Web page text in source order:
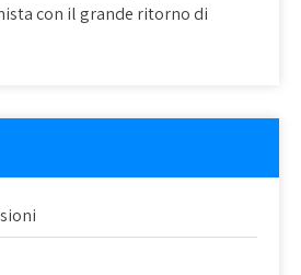
con il grande ritorno di